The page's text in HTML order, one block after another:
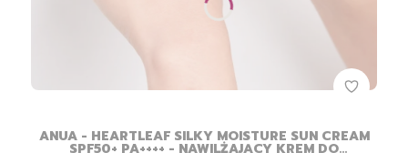
ANUA - HEARTLEAF SILKY MOISTURE SUN CREAM
SPF50+ PA++++ - NAWILŻAJĄCY KREM DO